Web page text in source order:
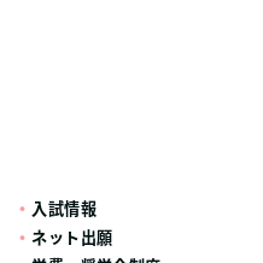
入試情報
ネット出願